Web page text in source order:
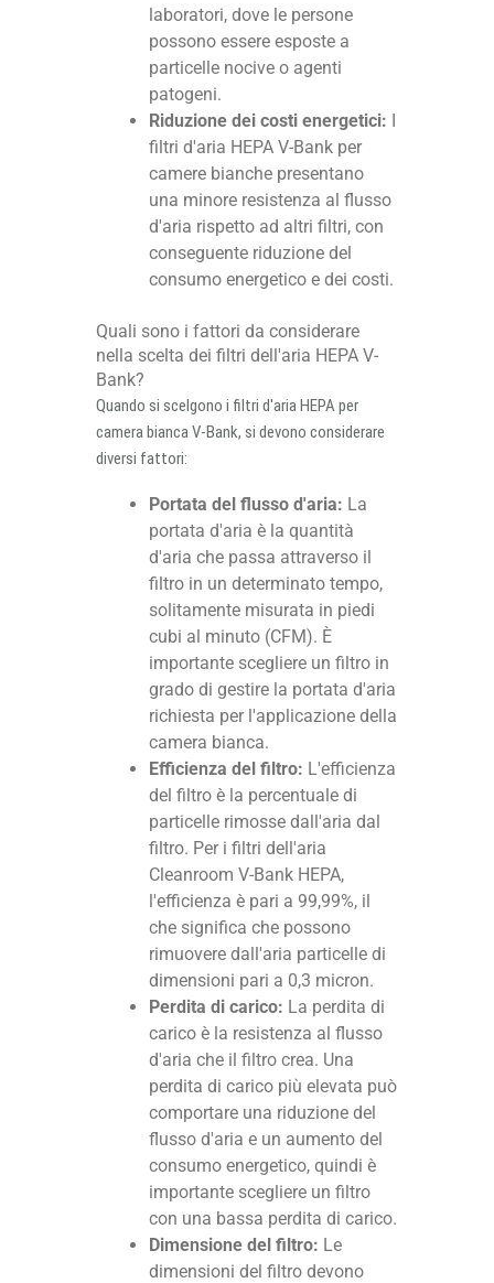
laboratori, dove le persone
possono essere esposte a
particelle nocive o agenti
patogeni.
Riduzione dei costi energetici: I
filtri d'aria HEPA V-Bank per
camere bianche presentano
una minore resistenza al flusso
d'aria rispetto ad altri filtri, con
conseguente riduzione del
consumo energetico e dei costi.
Quali sono i fattori da considerare
nella scelta dei filtri dell'aria HEPA V-
Bank?
Quando si scelgono i filtri d'aria HEPA per
camera bianca V-Bank, si devono considerare
diversi fattori:
Portata del flusso d'aria: La
portata d'aria è la quantità
d'aria che passa attraverso il
filtro in un determinato tempo,
solitamente misurata in piedi
cubi al minuto (CFM). È
importante scegliere un filtro in
grado di gestire la portata d'aria
richiesta per l'applicazione della
camera bianca.
Efficienza del filtro: L'efficienza
del filtro è la percentuale di
particelle rimosse dall'aria dal
filtro. Per i filtri dell'aria
Cleanroom V-Bank HEPA,
l'efficienza è pari a 99,99%, il
che significa che possono
rimuovere dall'aria particelle di
dimensioni pari a 0,3 micron.
Perdita di carico: La perdita di
carico è la resistenza al flusso
d'aria che il filtro crea. Una
perdita di carico più elevata può
comportare una riduzione del
flusso d'aria e un aumento del
consumo energetico, quindi è
importante scegliere un filtro
con una bassa perdita di carico.
Dimensione del filtro: Le
dimensioni del filtro devono